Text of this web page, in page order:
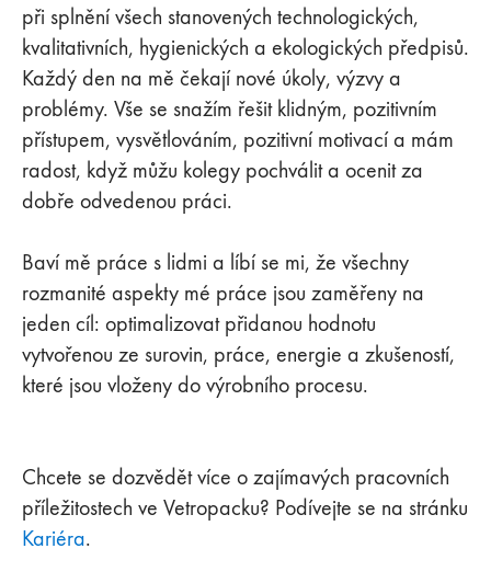
při splnění všech stanovených technologických,
kvalitativních, hygienických a ekologických předpisů.
Každý den na mě čekají nové úkoly, výzvy a
problémy. Vše se snažím řešit klidným, pozitivním
přístupem, vysvětlováním, pozitivní motivací a mám
radost, když můžu kolegy pochválit a ocenit za
dobře odvedenou práci.
Baví mě práce s lidmi a líbí se mi, že všechny
rozmanité aspekty mé práce jsou zaměřeny na
jeden cíl: optimalizovat přidanou hodnotu
vytvořenou ze surovin, práce, energie a zkušeností,
které jsou vloženy do výrobního procesu.
Chcete se dozvědět více o zajímavých pracovních
příležitostech ve Vetropacku? Podívejte se na stránku
Kariéra.